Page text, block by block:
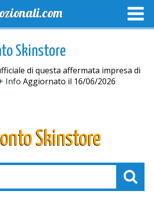
Skinstore
di questa affermata impresa di
Info Aggiornato il 16/06/2026
Skinstore